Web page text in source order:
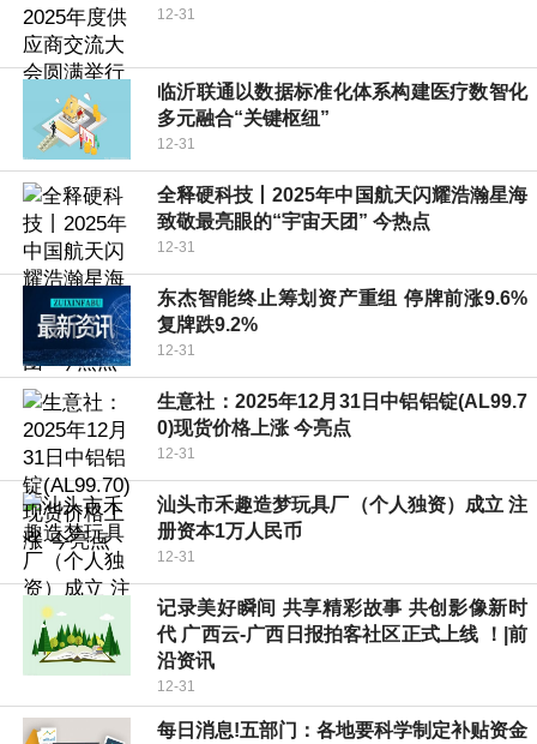
12-31
临沂联通以数据标准化体系构建医疗数智化
多元融合“关键枢纽”
12-31
全释硬科技丨2025年中国航天闪耀浩瀚星海
致敬最亮眼的“宇宙天团” 今热点
12-31
东杰智能终止筹划资产重组 停牌前涨9.6%
复牌跌9.2%
12-31
生意社：2025年12月31日中铝铝锭(AL99.7
0)现货价格上涨 今亮点
12-31
汕头市禾趣造梦玩具厂（个人独资）成立 注
册资本1万人民币
12-31
记录美好瞬间 共享精彩故事 共创影像新时
代 广西云-广西日报拍客社区正式上线 ！|前
沿资讯
12-31
每日消息!五部门：各地要科学制定补贴资金